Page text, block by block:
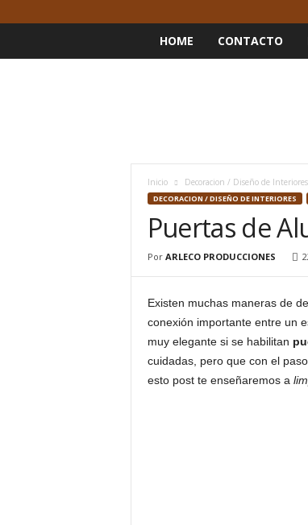
HOME CONTACTO
Inicio Decoracion / Diseño de Interiores
DECORACION / DISEÑO DE INTERIORES
Puertas de
Por ARLECO PRODUCCIONES
Existen muchas maneras de
conexión importante entre un
muy elegante si se habilitan
cuidadas, pero que con el
esto post te enseñaremos a